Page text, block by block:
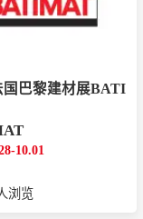
国巴黎建材展BATI
10.01
浏览